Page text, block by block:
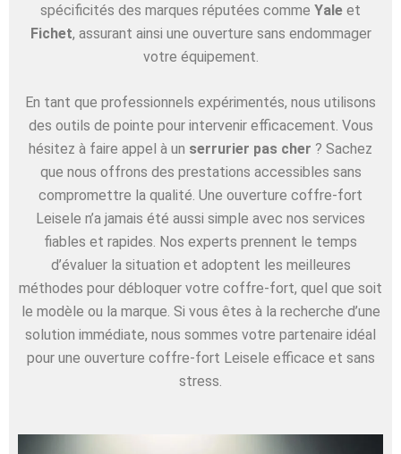
spécificités des marques réputées comme Yale et
Fichet, assurant ainsi une ouverture sans endommager
votre équipement.
En tant que professionnels expérimentés, nous utilisons
des outils de pointe pour intervenir efficacement. Vous
hésitez à faire appel à un serrurier pas cher ? Sachez
que nous offrons des prestations accessibles sans
compromettre la qualité. Une ouverture coffre-fort
Leisele n’a jamais été aussi simple avec nos services
fiables et rapides. Nos experts prennent le temps
d’évaluer la situation et adoptent les meilleures
méthodes pour débloquer votre coffre-fort, quel que soit
le modèle ou la marque. Si vous êtes à la recherche d’une
solution immédiate, nous sommes votre partenaire idéal
pour une ouverture coffre-fort Leisele efficace et sans
stress.